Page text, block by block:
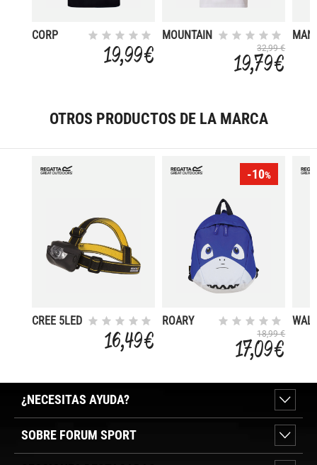
CORP
19,99 €
MOUNTAIN
32,99 €
19,79 €
MAN
OTROS PRODUCTOS DE LA MARCA
CREE 5LED
16,49 €
-10%
ROARY
18,99 €
17,09 €
¿NECESITAS AYUDA?
SOBRE FORUM SPORT